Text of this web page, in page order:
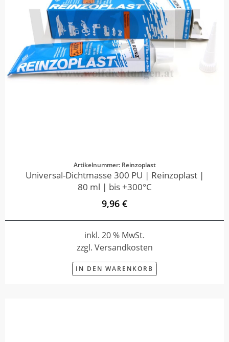
Artikelnummer: Reinzoplast
Universal-Dichtmasse 300 PU | Reinzoplast |
80 ml | bis +300°C
9,96 €
inkl. 20 % MwSt.
zzgl. Versandkosten
IN DEN WARENKORB